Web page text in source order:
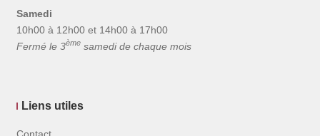
Samedi
10h00 à 12h00 et 14h00 à 17h00
Fermé le 3èmesamedi de chaque mois
Liens utiles